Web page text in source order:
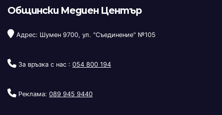
Общински Медиен Център
Адрес: Шумен 9700, ул. "Съединение" №105
За връзка с нас : 054 800 194
Реклама: 089 945 9440